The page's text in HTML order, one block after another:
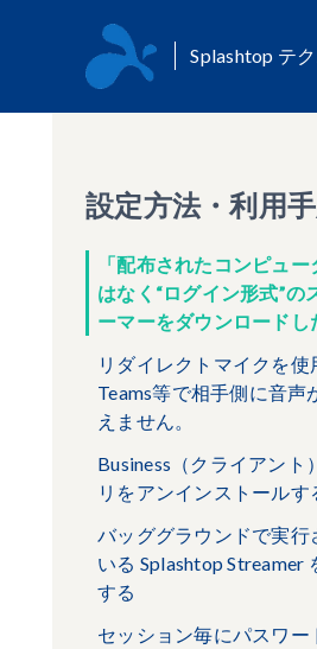
Splashtop テ
設定方法・利用
「配布されたコンピュー
はなく“ログイン形式”の
ーマーをダウンロードし
リダイレクトマイクを使
Teams等で相手側に音声
えません。
Business（クライアント
リをアンインストールす
バッググラウンドで実行
いる Splashtop Streamer
する
セッション毎にパスワー